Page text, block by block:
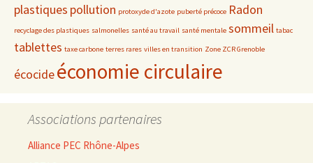
plastiques pollution protoxyde d'azote puberté précoce Radon
recyclage des plastiques salmonelles santé au travail santé mentale sommeil tabac
tablettes taxe carbone terres rares villes en transition Zone ZCR Grenoble
écocideéconomie circulaire
Associations partenaires
Alliance PEC Rhône-Alpes